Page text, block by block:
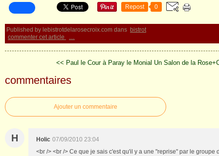
Repost 0
Published by lebistrotdelarosecroix.com dans bistrot
commenter cet article
…
<< Paul le Cour à Paray le Monial Un Salon de la
commentaires
Ajouter un commentaire
H Holic 07/09/2010 23:04
<br /> <br /> Ce que je sais c'est qu'il y a une "reprise" par le groupe